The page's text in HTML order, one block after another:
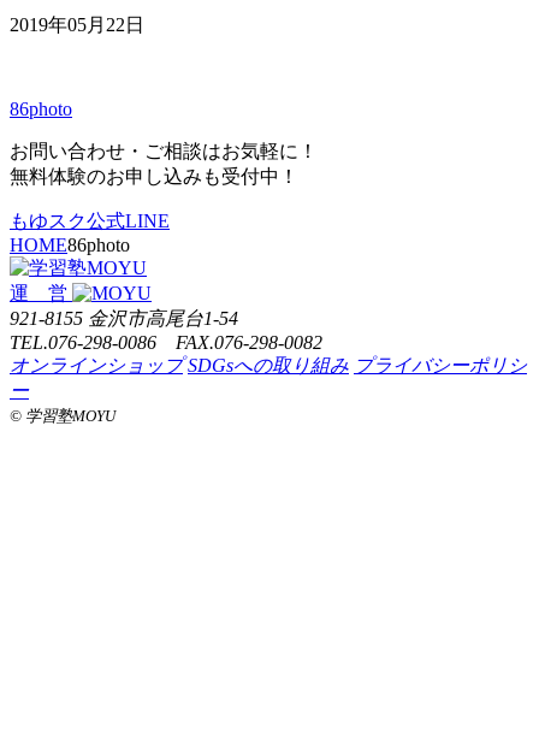
2019年05月22日
86photo
お問い合わせ・ご相談はお気軽に！
無料体験のお申し込みも受付中！
もゆスク公式LINE
HOME86photo
運 営
921-8155 金沢市高尾台1-54
TEL.076-298-0086 FAX.076-298-0082
オンラインショップ SDGsへの取り組み プライバシーポリシ
ー
©️ 学習塾MOYU